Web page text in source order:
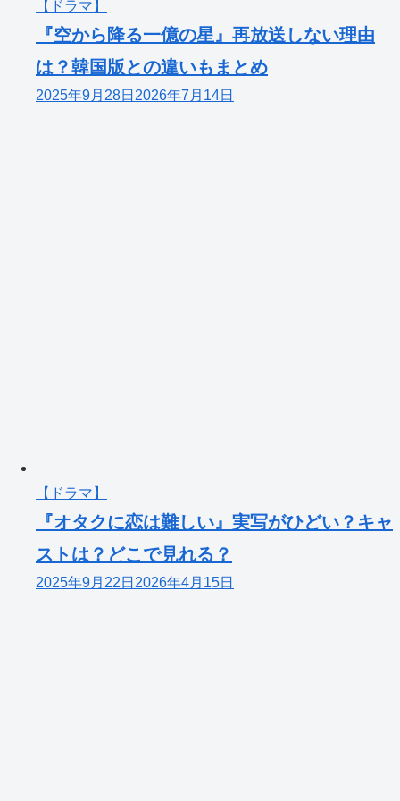
【ドラマ】
『空から降る一億の星』再放送しない理由
は？韓国版との違いもまとめ
2025年9月28日 2026年7月14日
【ドラマ】
『オタクに恋は難しい』実写がひどい？キャ
ストは？どこで見れる？
2025年9月22日 2026年4月15日